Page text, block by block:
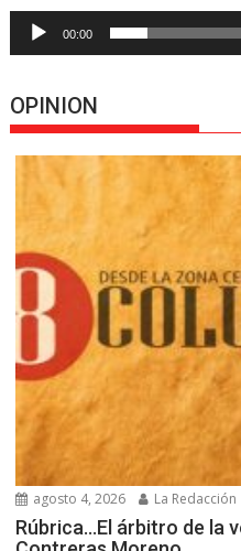
00:00
OPINION
agosto 4, 2026 La Redacción
Rúbrica…El árbitro de la